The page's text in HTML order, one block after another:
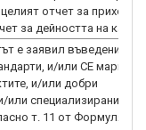
отчет за
за дейността на
е заявил въведени
и/или СЕ
и/или добри
или специализирани
т. 11 от Формуляра